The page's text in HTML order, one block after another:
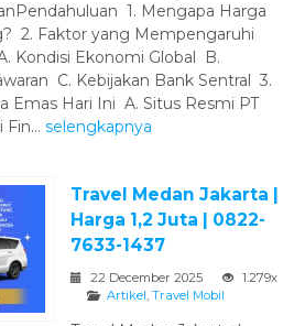
1. Mengapa Harga
2. Faktor yang Mempengaruhi
Kondisi Ekonomi Global B.
C. Kebijakan Bank Sentral 3.
Emas Hari Ini A. Situs Resmi PT
selengkapnya
Travel Medan Jakarta |
Harga 1,2 Juta | 0822-
7633-1437
22 December 2025
1.279x
Artikel, Travel Mobil